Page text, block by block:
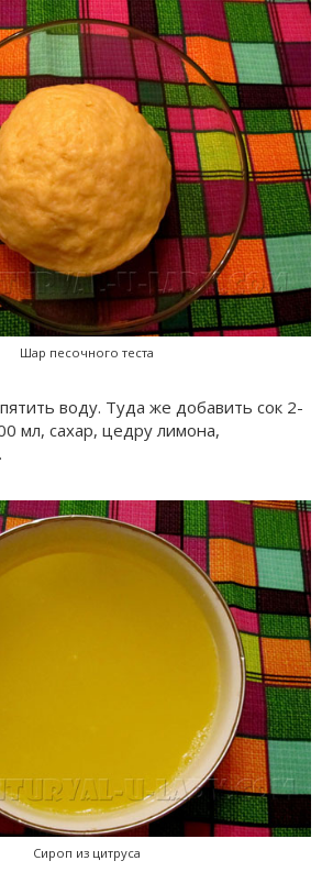
Шар песочного теста
воду. Туда же добавить сок 2-
мл, сахар, цедру лимона,
Сироп из цитруса